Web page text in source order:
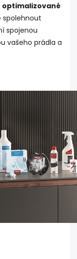
optimalizované
spolehnout
spojenou
vašeho prádla a